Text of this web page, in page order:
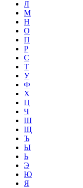
Л
М
Н
О
П
Р
С
Т
У
Ф
Х
Ц
Ч
Ш
Щ
Ъ
Ы
Ь
Э
Ю
Я